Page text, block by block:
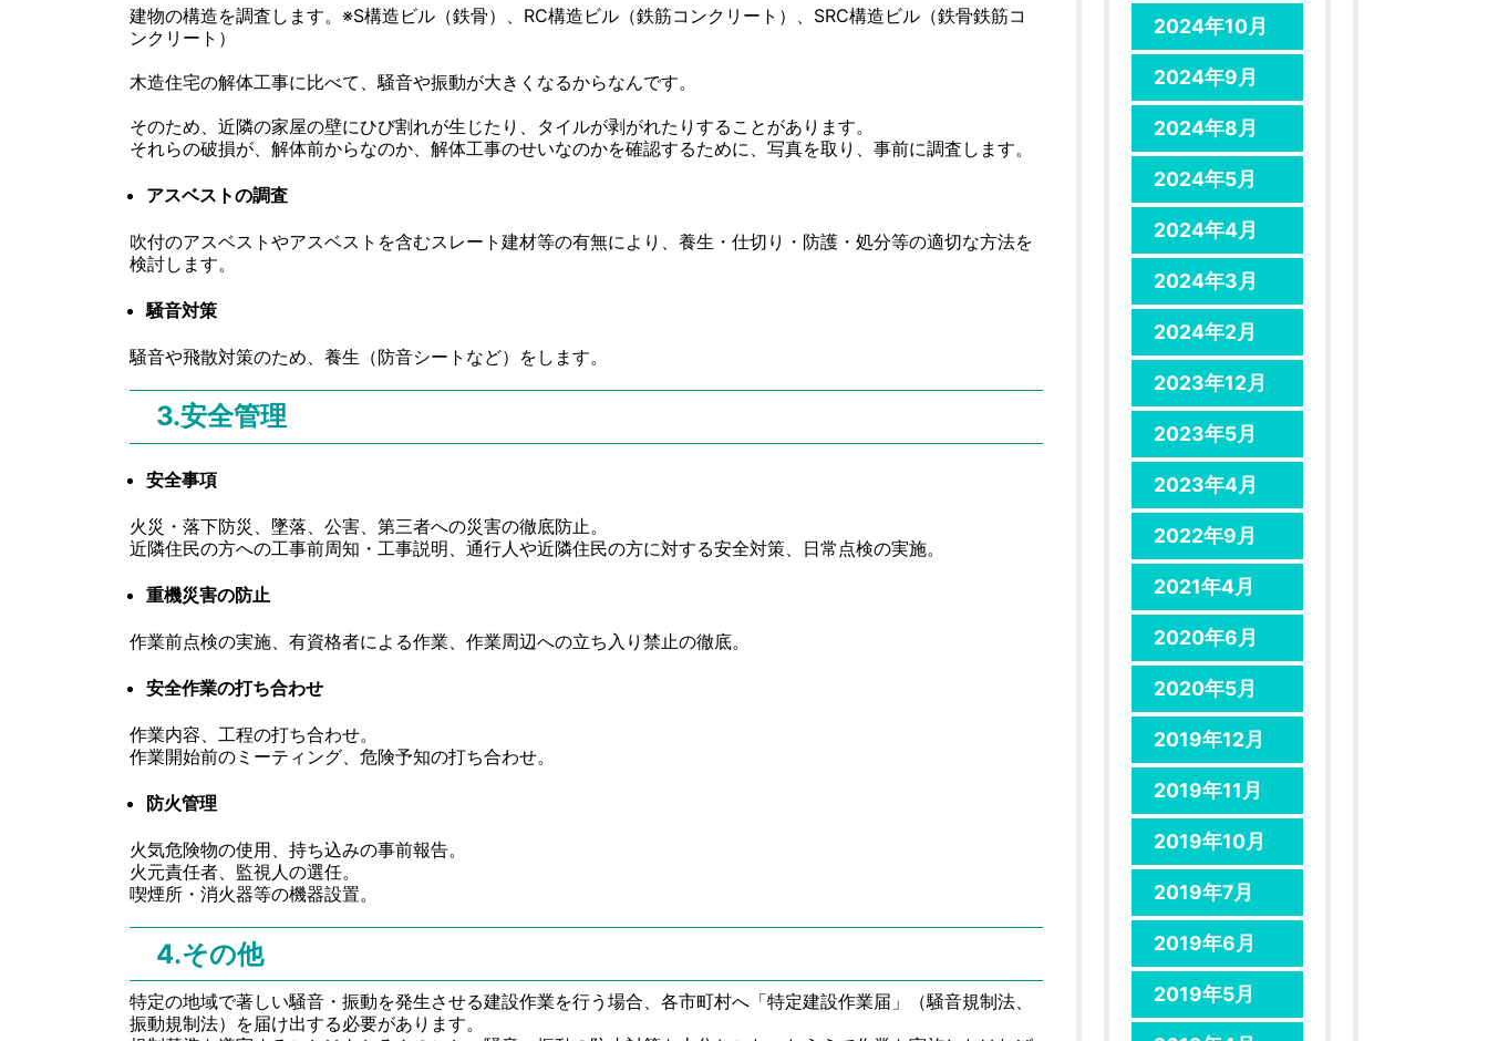
建物の構造を調査します。※S構造ビル（鉄骨）、RC構造ビル（鉄筋コンクリート）、SRC構造ビル（鉄骨鉄筋コ
ンクリート）
木造住宅の解体工事に比べて、騒音や振動が大きくなるからなんです。
そのため、近隣の家屋の壁にひび割れが生じたり、タイルが剥がれたりすることがあります。
それらの破損が、解体前からなのか、解体工事のせいなのかを確認するために、写真を取り、事前に調査します。
アスベストの調査
吹付のアスベストやアスベストを含むスレート建材等の有無により、養生・仕切り・防護・処分等の適切な方法を
検討します。
騒音対策
騒音や飛散対策のため、養生（防音シートなど）をします。
3.安全管理
安全事項
火災・落下防災、墜落、公害、第三者への災害の徹底防止。
近隣住民の方への工事前周知・工事説明、通行人や近隣住民の方に対する安全対策、日常点検の実施。
重機災害の防止
作業前点検の実施、有資格者による作業、作業周辺への立ち入り禁止の徹底。
安全作業の打ち合わせ
作業内容、工程の打ち合わせ。
作業開始前のミーティング、危険予知の打ち合わせ。
防火管理
火気危険物の使用、持ち込みの事前報告。
火元責任者、監視人の選任。
喫煙所・消火器等の機器設置。
4.その他
特定の地域で著しい騒音・振動を発生させる建設作業を行う場合、各市町村へ「特定建設作業届」（騒音規制法、
振動規制法）を届け出する必要があります。
2024年10月
2024年9月
2024年8月
2024年5月
2024年4月
2024年3月
2024年2月
2023年12月
2023年5月
2023年4月
2022年9月
2021年4月
2020年6月
2020年5月
2019年12月
2019年11月
2019年10月
2019年7月
2019年6月
2019年5月